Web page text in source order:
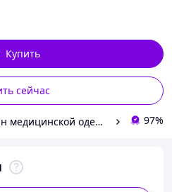
сейчас
Купить
Продавец Интернет-магазин медицинской одежды "Мария" 97%